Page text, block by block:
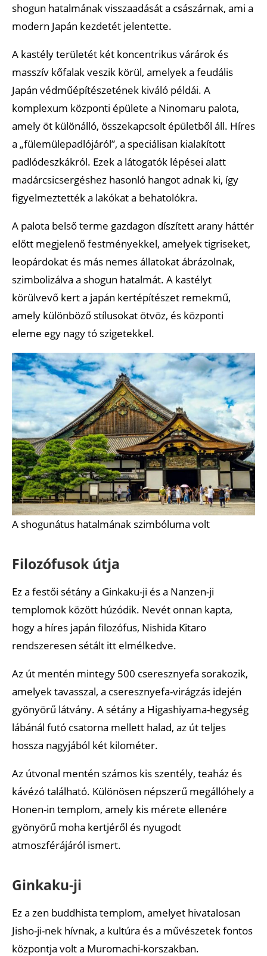
shogun hatalmának visszaadását a császárnak, ami a
modern Japán kezdetét jelentette.
A kastély területét két koncentrikus várárok és
masszív kőfalak veszik körül, amelyek a feudális
Japán védműépítészetének kiváló példái. A
komplexum központi épülete a Ninomaru palota,
amely öt különálló, összekapcsolt épületből áll. Híres
a „fülemülepadlójáról”, a speciálisan kialakított
padlódeszkákról. Ezek a látogatók lépései alatt
madárcsicsergéshez hasonló hangot adnak ki, így
figyelmeztették a lakókat a behatolókra.
A palota belső terme gazdagon díszített arany háttér
előtt megjelenő festményekkel, amelyek tigriseket,
leopárdokat és más nemes állatokat ábrázolnak,
szimbolizálva a shogun hatalmát. A kastélyt
körülvevő kert a japán kertépítészet remekmű,
amely különböző stílusokat ötvöz, és központi
eleme egy nagy tó szigetekkel.
A shogunátus hatalmának szimbóluma volt
Filozófusok útja
Ez a festői sétány a Ginkaku-ji és a Nanzen-ji
templomok között húzódik. Nevét onnan kapta,
hogy a híres japán filozófus, Nishida Kitaro
rendszeresen sétált itt elmélkedve.
Az út mentén mintegy 500 cseresznyefa sorakozik,
amelyek tavasszal, a cseresznyefa-virágzás idején
gyönyörű látvány. A sétány a Higashiyama-hegység
lábánál futó csatorna mellett halad, az út teljes
hossza nagyjából két kilométer.
Az útvonal mentén számos kis szentély, teaház és
kávézó található. Különösen népszerű megállóhely a
Honen-in templom, amely kis mérete ellenére
gyönyörű moha kertjéről és nyugodt
atmoszférájáról ismert.
Ginkaku-ji
Ez a zen buddhista templom, amelyet hivatalosan
Jisho-ji-nek hívnak, a kultúra és a művészetek fontos
központja volt a Muromachi-korszakban.